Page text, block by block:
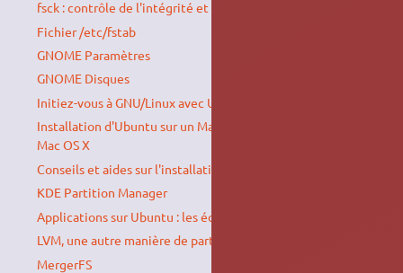
fsck : contrôle de l'intégrité et réparation de partitions
Fichier /etc/fstab
GNOME Paramètres
GNOME Disques
Initiez-vous à GNU/Linux avec Ubuntu
Installation d'Ubuntu sur un MacBook en simple boot sans
Mac OS X
Conseils et aides sur l'installation de jeux sous Ubuntu.
KDE Partition Manager
Applications sur Ubuntu : les équivalences
LVM, une autre manière de partitionner
MergerFS